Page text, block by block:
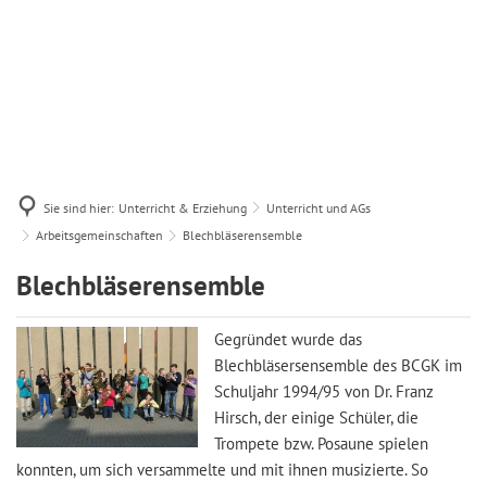
Sie sind hier: Unterricht & Erziehung
Unterricht und AGs
Arbeitsgemeinschaften
Blechbläserensemble
Blechbläserensemble
Blechbläserensemble
Gegründet wurde das
Blechbläsersensemble des BCGK im
Schuljahr 1994/95 von Dr. Franz
Hirsch, der einige Schüler, die
Trompete bzw. Posaune spielen
konnten, um sich versammelte und mit ihnen musizierte. So